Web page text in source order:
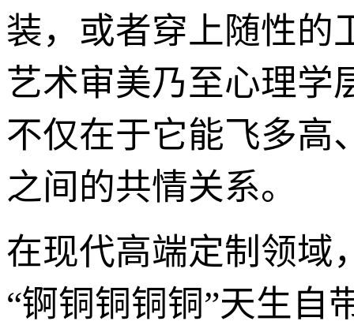
装，或者穿上随性的
艺术审美乃至心理学
不仅在于它能飞多高
之间的共情关系。
在现代高端定制领域
“锕铜铜铜铜”天生自